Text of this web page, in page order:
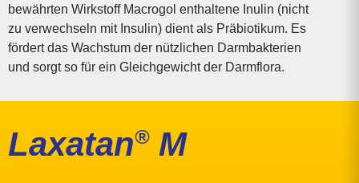
bewährten Wirkstoff Macrogol enthaltene Inulin (nicht
zu verwechseln mit Insulin) dient als Präbiotikum. Es
fördert das Wachstum der nützlichen Darmbakterien
und sorgt so für ein Gleichgewicht der Darmflora.
Laxatan®M